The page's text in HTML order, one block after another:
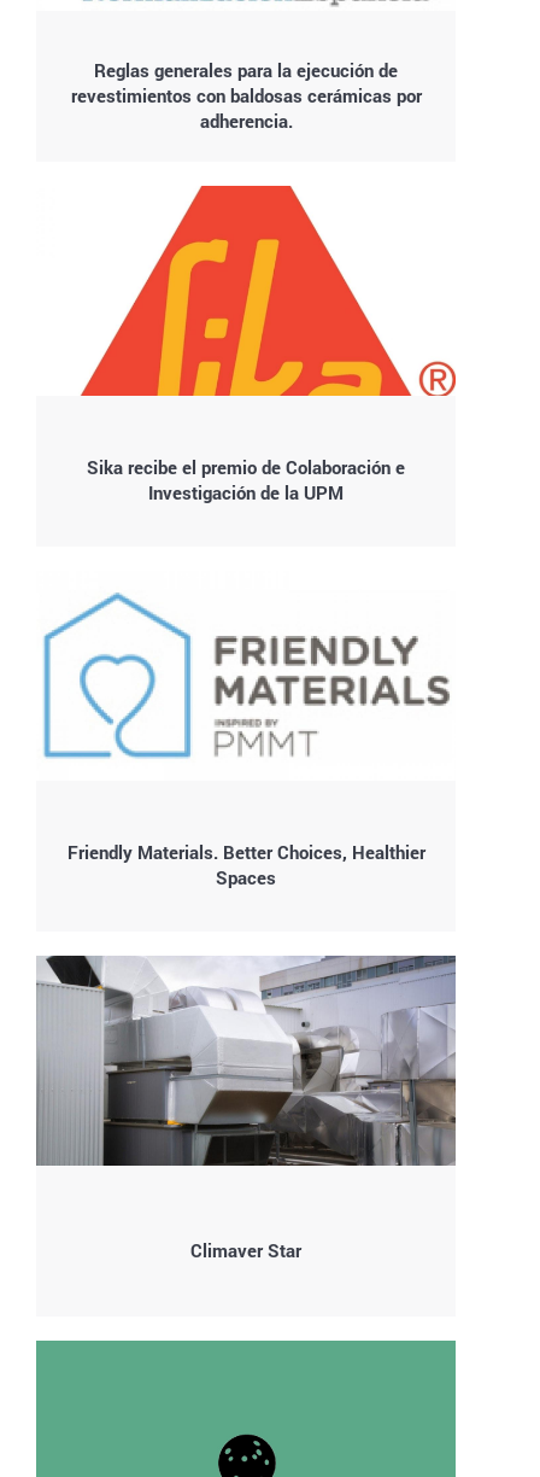
Reglas generales para la ejecución de
revestimientos con baldosas cerámicas por
adherencia.
Sika recibe el premio de Colaboración e
Investigación de la UPM
Friendly Materials. Better Choices, Healthier
Spaces
Climaver Star